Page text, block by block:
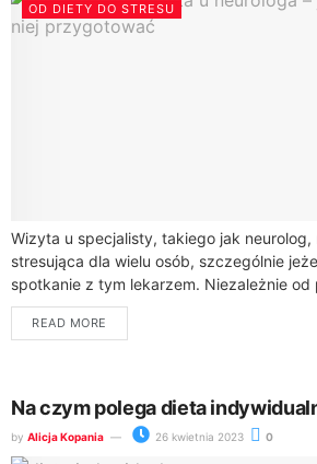
OD DIETY DO STRESU
Wizyta u specjalisty, takiego jak
stresująca dla wielu osób, szczególnie
spotkanie z tym lekarzem. Niezależnie
dobrze jest wiedzieć,...
READ MORE
Na czym polega dieta
by Alicja Kopania 26 kwietnia 2023 0